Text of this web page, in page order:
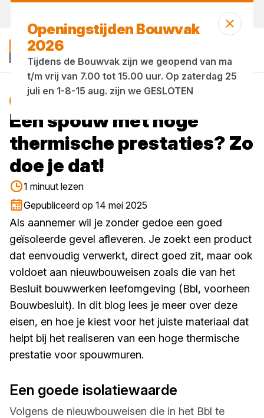
Een spouw met hoge
thermische prestaties? Zo
doe je dat!
1 minuut lezen
Gepubliceerd op 14 mei 2025
Als aannemer wil je zonder gedoe een goed
geïsoleerde gevel afleveren. Je zoekt een product
dat eenvoudig verwerkt, direct goed zit, maar ook
voldoet aan nieuwbouweisen zoals die van het
Besluit bouwwerken leefomgeving (Bbl, voorheen
Bouwbesluit). In dit blog lees je meer over deze
eisen, en hoe je kiest voor het juiste materiaal dat
helpt bij het realiseren van een hoge thermische
prestatie voor spouwmuren.
Een goede isolatiewaarde
Volgens de nieuwbouweisen die in het Bbl te
Openingstijden Bouwvak
2026
Tijdens de Bouwvak zijn we geopend van ma
t/m vrij van 7.00 tot 15.00 uur. Op zaterdag 25
juli en 1-8-15 aug. zijn we GESLOTEN